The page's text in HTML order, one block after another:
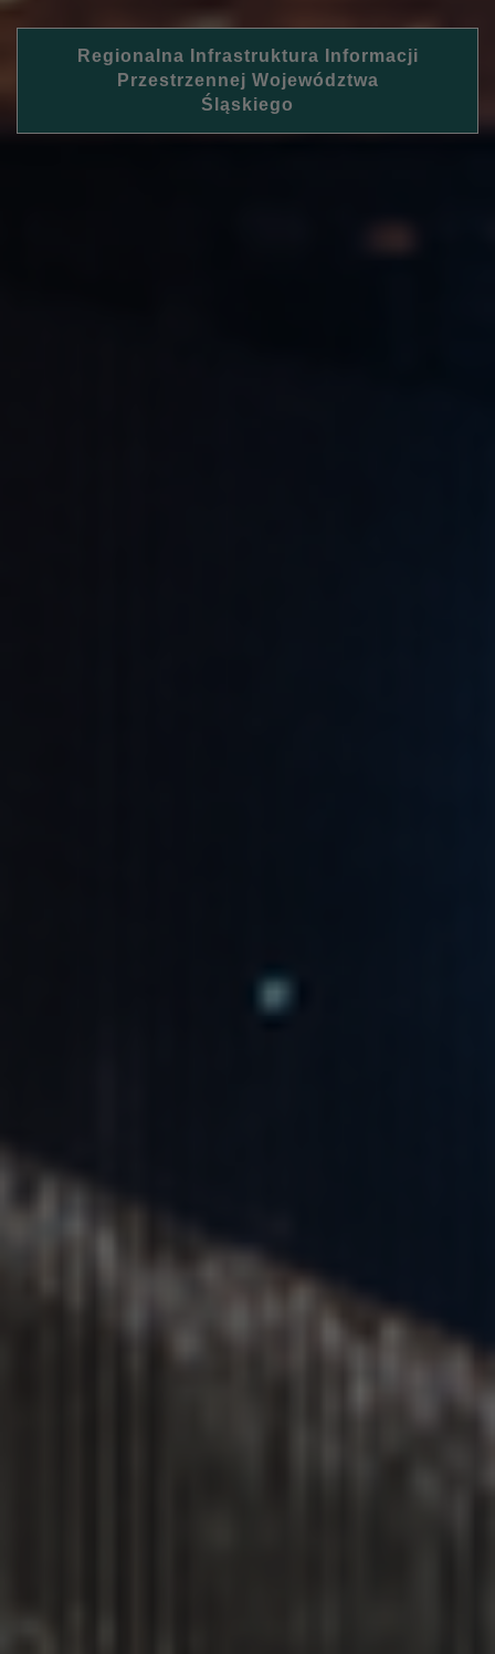
Regionalna Infrastruktura Informacji
Przestrzennej Województwa
Śląskiego